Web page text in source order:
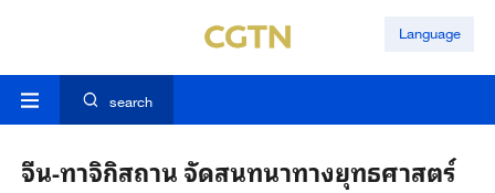
Language
search
จีน-ทาจิกิสถาน จัดสนทนาทางยุทธศาสตร์